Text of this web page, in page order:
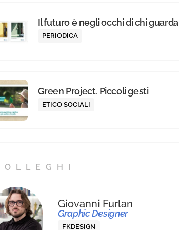
inserito nell’Annual cartaceo
Mediastars.
Il futuro è negli occhi di chi guarda
PERIODICA
Green Project. Piccoli gesti
ETICO SOCIALI
Giovanni Furlan
Graphic Designer
FKDESIGN